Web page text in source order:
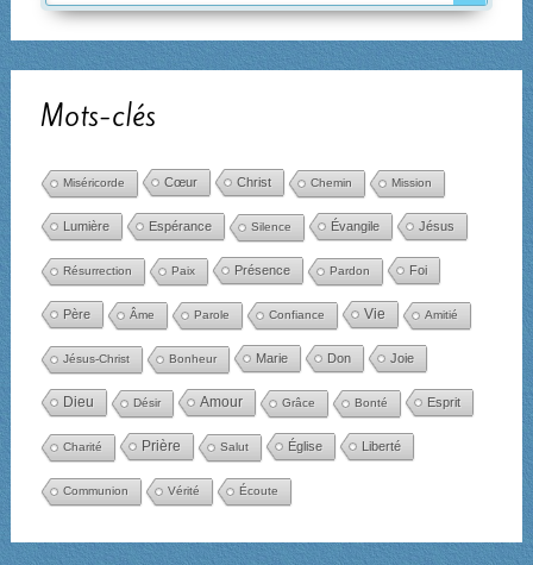
Mots-clés
Miséricorde Cœur Christ Chemin Mission
Lumière Espérance Silence Évangile Jésus
Résurrection Paix Présence Pardon Foi
Père Âme Parole Confiance Vie Amitié
Jésus-Christ Bonheur Marie Don Joie
Dieu Désir Amour Grâce Bonté Esprit
Charité Prière Salut Église Liberté
Communion Vérité Écoute